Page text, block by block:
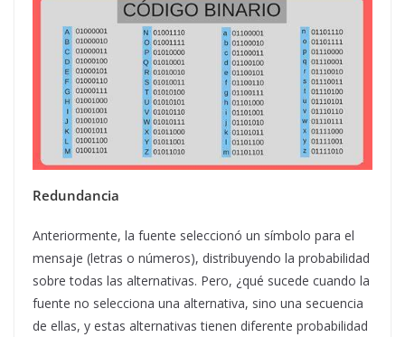
Redundancia
Anteriormente, la fuente seleccionó un símbolo para el
mensaje (letras o números), distribuyendo la probabilidad
sobre todas las alternativas. Pero, ¿qué sucede cuando la
fuente no selecciona una alternativa, sino una secuencia
de ellas, y estas alternativas tienen diferente probabilidad